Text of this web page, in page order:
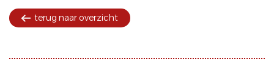
terug naar overzicht